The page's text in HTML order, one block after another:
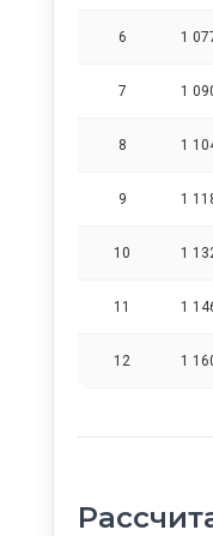
6 1
7 1
8 1
9 1
10 1
11 1
12 1